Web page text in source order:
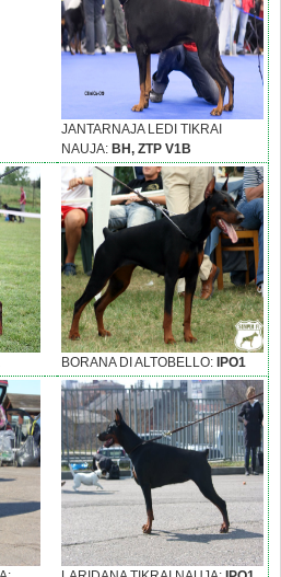
JANTARNAJA LEDI TIKRAI
NAUJA: BH, ZTP V1B
BORANA DI ALTOBELLO: IPO1